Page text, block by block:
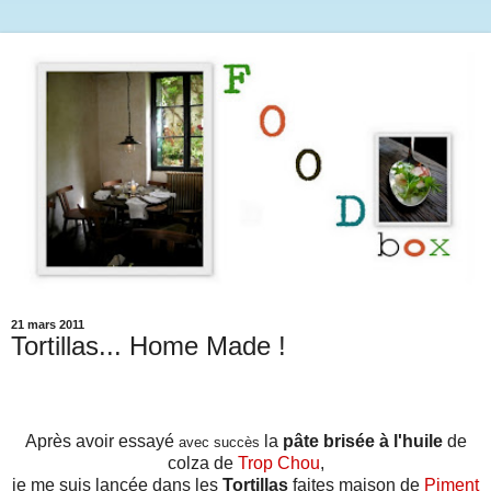
21 mars 2011
Tortillas... Home Made !
Après avoir essayé avec succès la pâte brisée à l'huilede
colza de Trop Chou,
je me suis lancée dans les Tortillas faites maison de Piment